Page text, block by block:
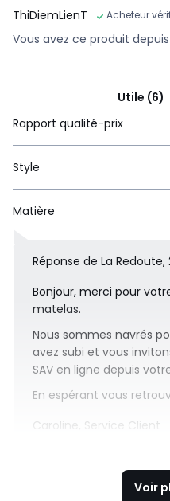
ThiDiemLienT
Acheteur
Vous avez ce produit depuis
Utile (6)
Rapport qualité-prix
Style
Matière
Réponse de La
Bonjour, merci pour
matelas.
Nous sommes navrés
avez subi et vous
SAV en ligne depuis
En espérant vous
Caroline, Service Client
Voir